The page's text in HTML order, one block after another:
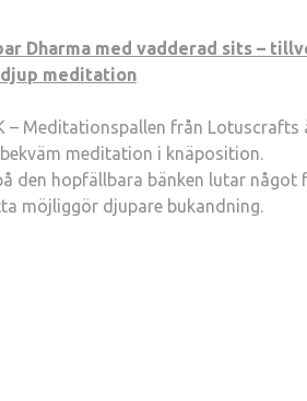
Dharma med vadderad sits –
meditation
– Meditationspallen från
meditation i knäposition.
på den hopfällbara bänken lutar
möjliggör djupare bukandning.